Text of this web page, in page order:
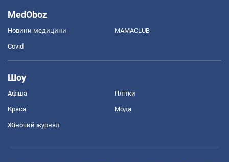
MedOboz
Новини медицини MAMACLUB
Covid
Шоу
Афіша Плітки
Краса Мода
Жіночий журнал